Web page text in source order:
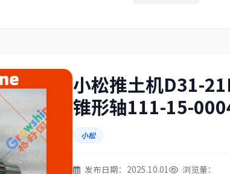
斗山
小松推土机D31-
锥形轴111-15-
小松
发布日期：2025.10.01 浏览量：